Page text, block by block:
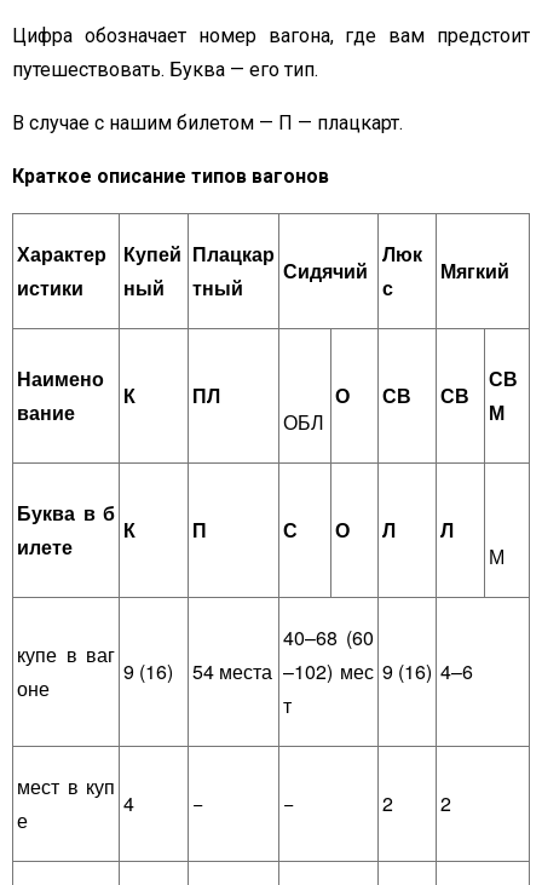
Цифра обозначает номер вагона, где вам предстоит
путешествовать. Буква — его тип.
В случае с нашим билетом — П — плацкарт.
Краткое описание типов вагонов
Характер
истики
Купей
ный
Плацкар
тный
Сидячий
Люк
с
Мягкий
Наимено
вание
К
ПЛ
ОБЛ
О СВ СВ
СВ
М
Буква в б
илете
К П С О Л
Л
М
купе в ваг
оне
9 (16) 54 места
40–68 (60
–102) мес
т
9 (16) 4–6
мест в куп
е
4 − − 2 2